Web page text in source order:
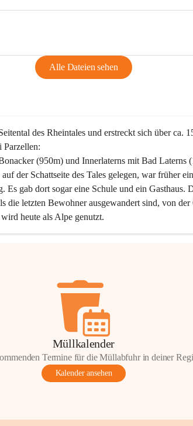
Alle Dateien sehen
des Rheintales und erstreckt sich über ca.
Parzellen:
(950m) und Innerlaterns mit Bad Laterns
der Schattseite des Tales gelegen, war früher
Es gab dort sogar eine Schule und ein Gasthaus.
die letzten Bewohner ausgewandert sind, von der
heute als Alpe genutzt.
Müllkalender
Termine für die Müllabfuhr in deiner
Kalender ansehen